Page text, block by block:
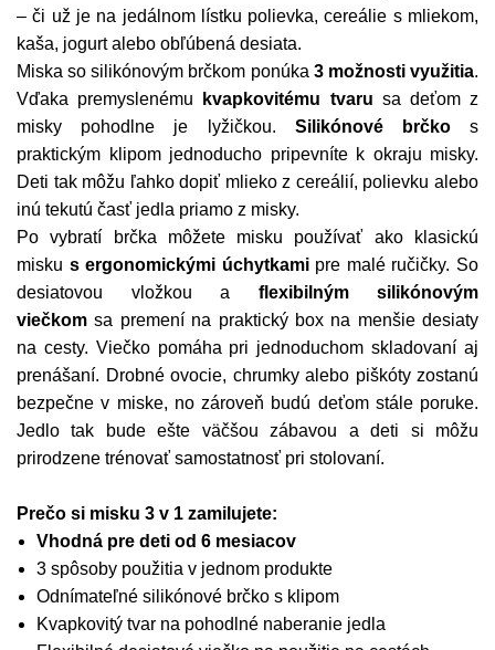
– či už je na jedálnom lístku polievka, cereálie s mliekom,
kaša, jogurt alebo obľúbená desiata.
Miska so silikónovým brčkom ponúka 3 možnosti využitia.
Vďaka premyslenému
kvapkovitému tvaru sa deťom z
misky pohodlne je lyžičkou. Silikónové brčkos
praktickým klipom jednoducho pripevníte k okraju misky.
Deti tak môžu ľahko dopiť mlieko z cereálií, polievku alebo
inú tekutú časť jedla priamo z misky.
Po vybratí brčka môžete misku používať ako klasickú
misku s ergonomickými úchytkamipre malé ručičky. So
desiatovou vložkou a flexibilným silikónovým
viečkom sa premení na praktický box na menšie desiaty
na cesty. Viečko pomáha pri jednoduchom skladovaní aj
prenášaní. Drobné ovocie, chrumky alebo piškóty zostanú
bezpečne v miske, no zároveň budú deťom stále poruke.
Jedlo tak bude ešte väčšou zábavou a deti si môžu
prirodzene trénovať samostatnosť pri stolovaní.
Prečo si misku 3 v 1 zamilujete:
Vhodná pre deti od 6 mesiacov
3 spôsoby použitia v jednom produkte
Odnímateľné silikónové brčko s klipom
Kvapkovitý tvar na pohodlné naberanie jedla